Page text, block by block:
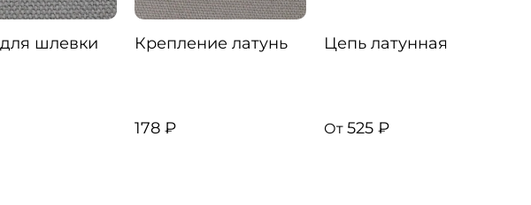
шлевки Крепление латунь
178 ₽
Цепь латунная
От 525 ₽